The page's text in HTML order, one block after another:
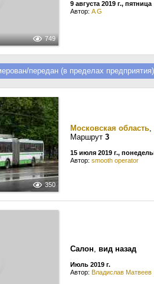
749
9 августа 2019 г., пятница
Автор: A G
передан (в пределах предприятия)
350
Московская область,
Маршрут 3
15 июля 2019 г.,
Автор: smooth operator
Салон, вид назад
Июль 2019 г.
Автор: Владислав Матвеев